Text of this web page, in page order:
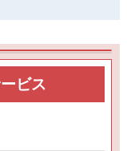
ビス